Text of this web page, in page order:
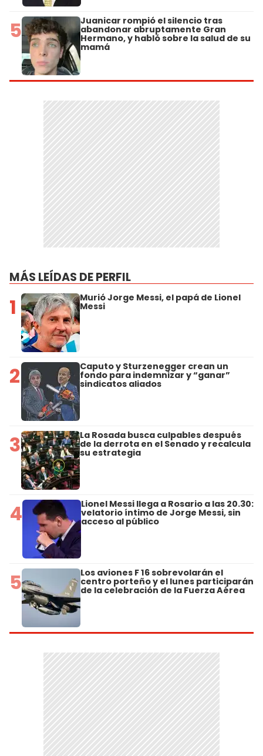
5 Juanicar rompió el silencio tras
abandonar abruptamente Gran
Hermano, y habló sobre la salud de su
mamá
MÁS LEÍDAS DE PERFIL
1 Murió Jorge Messi, el papá de Lionel
Messi
2 Caputo y Sturzenegger crean un
fondo para indemnizar y “ganar”
sindicatos aliados
3 La Rosada busca culpables después
de la derrota en el Senado y recalcula
su estrategia
4 Lionel Messi llega a Rosario a las 20.30:
velatorio íntimo de Jorge Messi, sin
acceso al público
5 Los aviones F 16 sobrevolarán el
centro porteño y el lunes participarán
de la celebración de la Fuerza Aérea